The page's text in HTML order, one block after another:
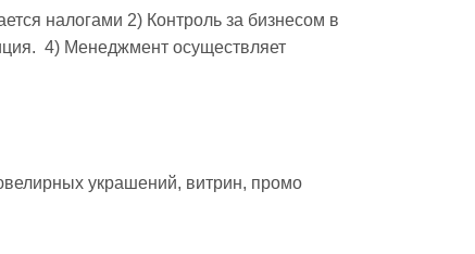
налогами 2) Контроль за бизнесом в
4) Менеджмент осуществляет
украшений, витрин, промо